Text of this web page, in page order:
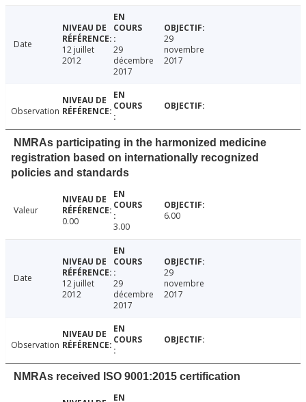
Date
12 juillet
2012
29
décembre
2017
29
novembre
2017
Observation
NMRAs participating in the harmonized medicine
registration based on internationally recognized
policies and standards
Valeur
0.00
3.00
6.00
Date
12 juillet
2012
29
décembre
2017
29
novembre
2017
Observation
NMRAs received ISO 9001:2015 certification